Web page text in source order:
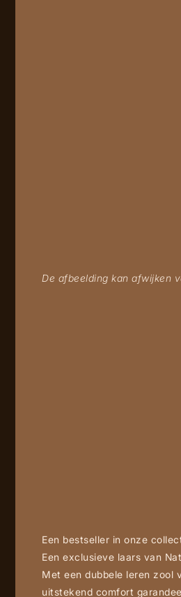
De afbeelding kan afwijken
Een bestseller in onze
Een exclusieve laars van
Met een dubbele leren zool
uitstekend comfort